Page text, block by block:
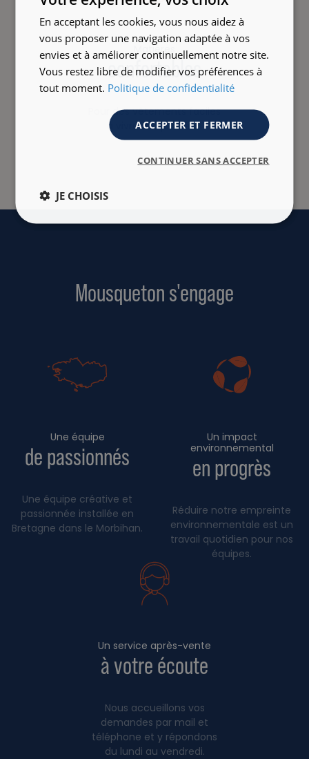
Matières
confortables
Pour des vêtements faciles
à vivre au quotidien
Mousqueton s'engage
Une équipe
de passionnés
Une équipe créative et
passionnée installée en
Bretagne dans le Morbihan.
Un impact
environnemental
en progrès
Réduire notre empreinte
environnementale est un
travail quotidien pour nos
équipes.
Un service après-vente
à votre écoute
Nous accueillons vos
demandes par mail et
téléphone et y répondons
du lundi au vendredi.
En acceptant les cookies, vous nous aidez à
vous proposer une navigation adaptée à vos
envies et à améliorer continuellement notre site.
Vous restez libre de modifier vos préférences à
tout moment. Politique de confidentialité
ACCEPTER ET FERMER
CONTINUER SANS ACCEPTER
JE CHOISIS